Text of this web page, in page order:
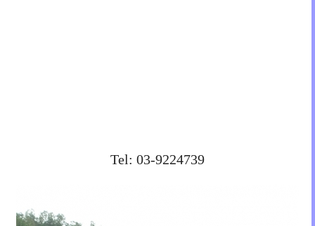
Tel: 03-9224739